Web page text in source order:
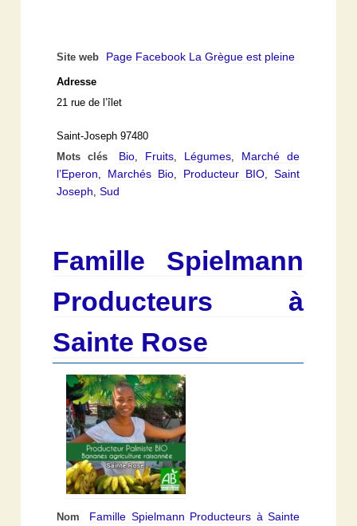
Site web Page Facebook La Grègue est pleine
Adresse
21 rue de l’îlet
Saint-Joseph 97480
Mots clés
Bio, Fruits, Légumes, Marché de
l’Eperon, Marchés Bio, Producteur BIO,Saint
Joseph,Sud
Famille Spielmann
Producteurs à
Sainte Rose
Nom
Famille Spielmann Producteurs à Sainte